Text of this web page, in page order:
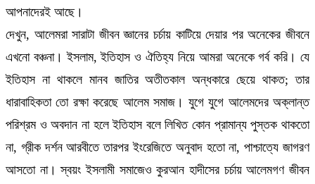
আপনাদেরই আছে।
দেখুন, আলেমরা সারাটা জীবন জ্ঞানের চর্চায় কাটিয়ে দেয়ার পর অনেকের জীবনে
এখনো বঞ্চনা। ইসলাম, ইতিহাস ও ঐতিহ্য নিয়ে আমরা অনেকে গর্ব করি। যে
ইতিহাস না থাকলে মানব জাতির অতীতকাল অন্ধকারে ছেয়ে থাকত; তার
ধারাবাহিকতা তো রক্ষা করেছে আলেম সমাজ। যুগে যুগে আলেমদের অক্লান্ত
পরিশ্রম ও অবদান না হলে ইতিহাস বলে লিখিত কোন প্রামান্য পুস্তক থাকতো
না, গ্রীক দর্শন আরবীতে তারপর ইংরেজিতে অনুবাদ হতো না, পাশ্চাত্যে জাগরণ
আসতো না। স্বয়ং ইসলামী সমাজেও কুরআন হাদীসের চর্চায় আলেমগণ জীবন